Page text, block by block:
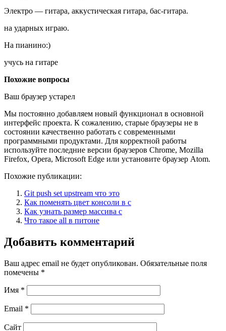
Электро — гитара, аккустическая гитара, бас-гитара.
на ударных играю.
На пианино:)
учусь на гитаре
Похожие вопросы
Ваш браузер устарел
Мы постоянно добавляем новый функционал в основной
интерфейс проекта. К сожалению, старые браузеры не в
состоянии качественно работать с современными
программными продуктами. Для корректной работы
используйте последние версии браузеров Chrome, Mozilla
Firefox, Opera, Microsoft Edge или установите браузер Atom.
Похожие публикации:
Git push set upstream что это
Как поменять цвет консоли в c
Как узнать размер массива c
Что такое all в питоне
Добавить комментарий
Ваш адрес email не будет опубликован. Обязательные поля
помечены *
Имя *
Email *
Сайт